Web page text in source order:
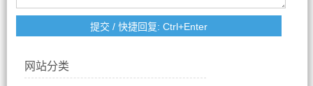
网站分类